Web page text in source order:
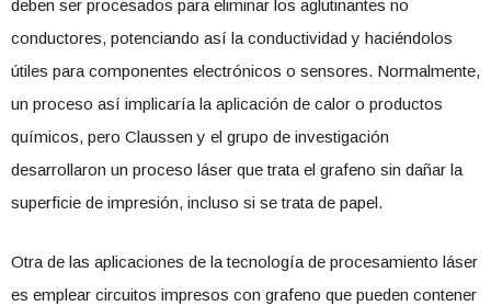
deben ser procesados para eliminar los aglutinantes no
conductores, potenciando así la conductividad y haciéndolos
útiles para componentes electrónicos o sensores. Normalmente,
un proceso así implicaría la aplicación de calor o productos
químicos, pero Claussen y el grupo de investigación
desarrollaron un proceso láser que trata el grafeno sin dañar la
superficie de impresión, incluso si se trata de papel.
Otra de las aplicaciones de la tecnología de procesamiento láser
es emplear circuitos impresos con grafeno que pueden contener